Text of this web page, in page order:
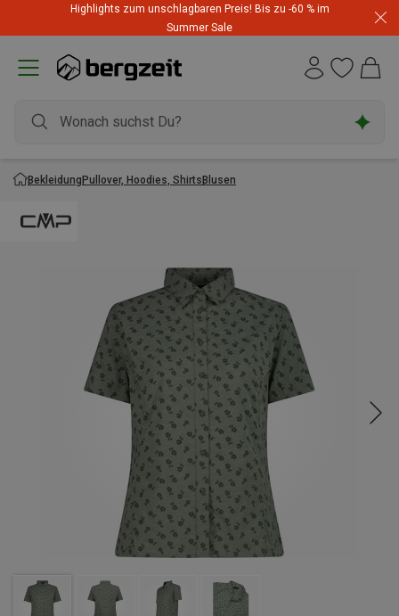
Highlights zum unschlagbaren Preis! Bis zu -60 % im
Summer Sale
BekleidungPullover, Hoodies, ShirtsBlusen